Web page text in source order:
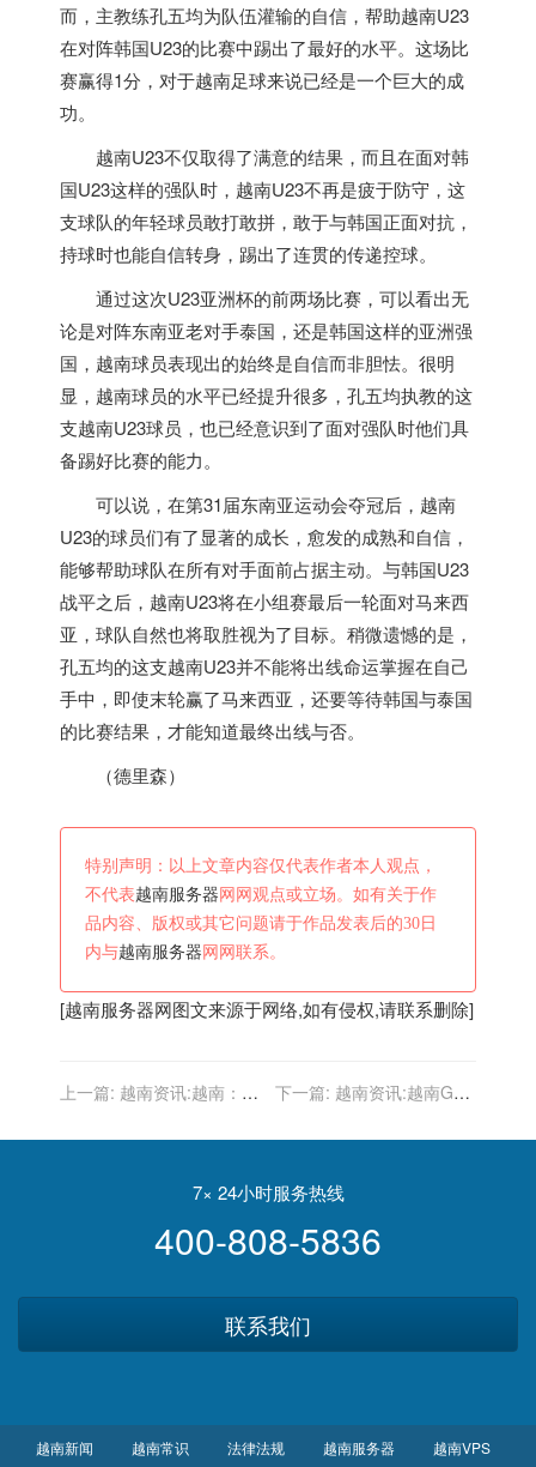
而，主教练孔五均为队伍灌输的自信，帮助越南U23
在对阵韩国U23的比赛中踢出了最好的水平。这场比
赛赢得1分，对于越南足球来说已经是一个巨大的成
功。
越南U23不仅取得了满意的结果，而且在面对韩
国U23这样的强队时， 越南U23不再是疲于防守，这
支球队的年轻球员敢打敢拼，敢于与韩国正面对抗，
持球时也能自信转身，踢出了连贯的传递控球。
通过这次U23亚洲杯的前两场比赛，可以看出无
论是对阵东南亚老对手泰国，还是韩国这样的亚洲强
国， 越南球员表现出的始终是自信而非胆怯。很明
显， 越南球员的水平已经提升很多，孔五均执教的这
支越南U23球员，也已经意识到了面对强队时他们具
备踢好比赛的能力。
可以说，在第31届东南亚运动会夺冠后， 越南
U23的球员们有了显著的成长，愈发的成熟和自信，
能够帮助球队在所有对手面前占据主动。与韩国U23
战平之后， 越南U23将在小组赛最后一轮面对马来西
亚，球队自然也将取胜视为了目标。稍微遗憾的是，
孔五均的这支越南U23并不能将出线命运掌握在自己
手中，即使末轮赢了马来西亚，还要等待韩国与泰国
的比赛结果，才能知道最终出线与否。
（德里森）
特别声明：以上文章内容仅代表作者本人观点，
不代表越南服务器 网网观点或立场。如有关于作
品内容、版权或其它问题请于作品发表后的30日
内与越南服务器 网网联系。
[越南服务器网图文来源于网络,如有侵权,请联系删除]
上一篇: 越南资讯:越南：年
量同比增长30.6%
下一篇: 越南资讯:越南GDP
家强？
7× 24小时服务热线
400-808-5836
联系我们
越南新闻 越南常识 法律法规 越南服务器 越南VPS